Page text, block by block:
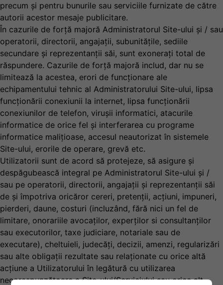
precum și pentru bunurile sau serviciile furnizate de către
autorii acestor mesaje publicitare.
În cazurile de forță majoră Administratorul Site-ului și / sau
operatorii, directorii, angajații, subunitățile, sediile
secundare și reprezentanții săi, sunt exoneraţi total de
răspundere. Cazurile de forță majoră includ, dar nu se
limitează la acestea, erori de funcționare ale
echipamentului tehnic al Administratorului Site-ului, lipsa
funcționării conexiunii la internet, lipsa funcționării
conexiunilor de telefon, virușii informatici, atacurile
informatice de orice fel și interferarea cu programe
informatice malițioase, accesul neautorizat în sistemele
Site-ului, erorile de operare, grevă etc.
Utilizatorii sunt de acord să protejeze, să asigure și
despăgubească integral pe Administratorul Site-ului și /
sau pe operatorii, directorii, angajații și reprezentanții săi
de și împotriva oricăror cereri, pretenții, acțiuni, impuneri,
pierderi, daune, costuri (incluzând, fără nici un fel de
limitare, onorariile avocaților, experților si consultanților
sau executorilor, taxe judiciare, notariale sau de
executare), cheltuieli, judecăți, decizii, amenzi, regularizări
sau alte obligații rezultate sau relaționate cu orice altă
acțiune a Utilizatorului în legătură cu utilizarea
necorespunzătoare a Site-ului/Serviciului sau orice alt